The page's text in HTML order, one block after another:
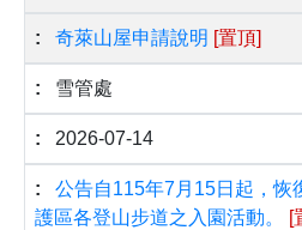
奇萊山屋申請說明 [置頂]
雪管處
2026-07-14
公告自115年7月15日起，恢
護區各登山步道之入園活動。
[